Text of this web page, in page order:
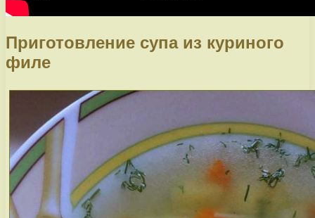
Приготовление супа из куриного
филе